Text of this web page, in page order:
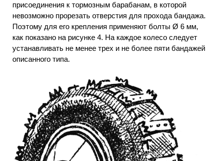
присоединения к тормозным барабанам, в которой
невозможно прорезать отверстия для прохода бандажа.
Поэтому для его крепления применяют болты Ø 6 мм,
как показано на рисунке 4. На каждое колесо следует
устанавливать не менее трех и не более пяти бандажей
описанного типа.